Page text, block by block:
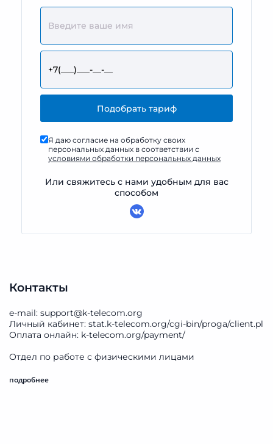
Я даю согласие на обработку своих
персональных данных в соответствии с
условиями обработки персональных данных
Или свяжитесь с нами удобным для вас
способом
Контакты
e-mail: support@k-telecom.org
Личный кабинет: stat.k-telecom.org/cgi-bin/proga/client.pl
Оплата онлайн: k-telecom.org/payment/
Отдел по работе с физическими лицами
график работы: Пн. - Пт. с 09:00 до 18:00, Сб. - Вс.
подробнее